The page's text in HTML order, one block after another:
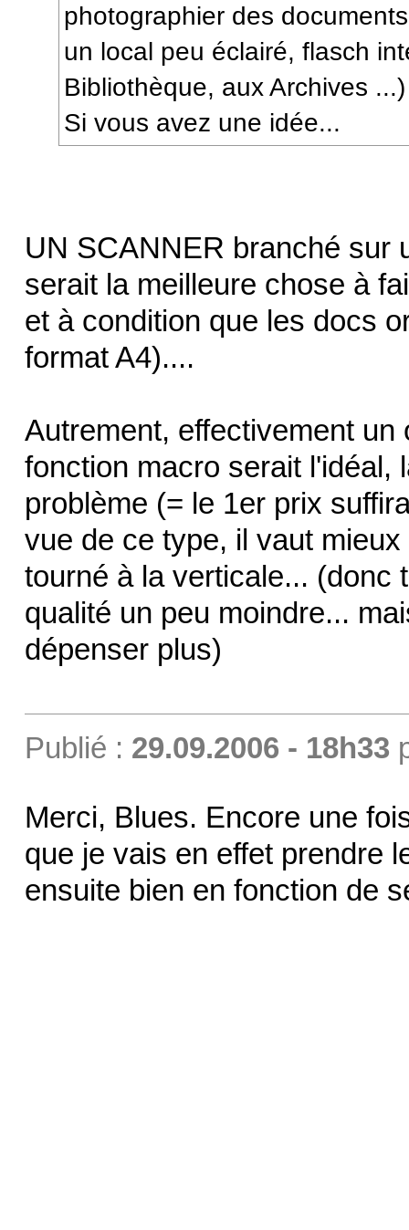
photographier des
un local peu éclairé, flasch
Bibliothèque, aux Archives ...)
Si vous avez une idée...
UN SCANNER branché sur
serait la meilleure chose à
et à condition que les docs
format A4)....
Autrement, effectivement
fonction macro serait l'idéal,
problème (= le 1er prix
vue de ce type, il vaut
tourné à la verticale... (donc
qualité un peu moindre...
dépenser plus)
Publié : 29.09.2006 - 18h33
Merci, Blues. Encore une
que je vais en effet prendre
ensuite bien en fonction de